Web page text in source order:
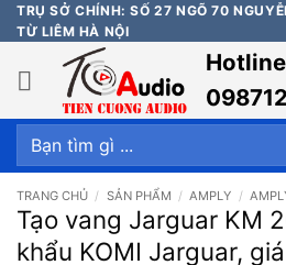
Bỏ
qua
nội
dung
TRỤ SỞ CHÍNH: SỐ 27 NGÕ 70
TỪ LIÊM HÀ NỘI
Tìm
kiếm:
TRANG CHỦ / SẢN PHẨM / AMPLY /
Tạo vang Jarguar KM
khẩu KOMI Jarguar,